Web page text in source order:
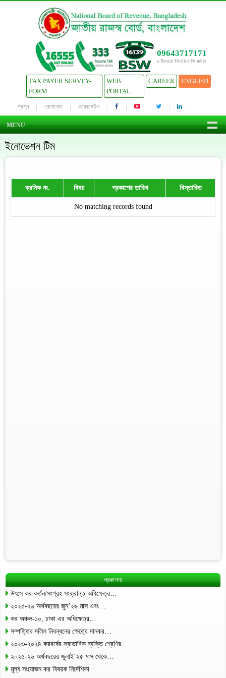
09643717171
e-Return Hotline Number
TAX PAYER SURVEY-
FORM
WEB
PORTAL
CAREER ENGLISH
প্রশ্ন যোগাযোগ ওয়েবমেইল
MENU
ইনোভেশন টিম
ক্রমিক নং. বিষয় প্রকাশের তারিখ বিস্তারিত
No matching records found
প্রকাশনা
উৎসে কর কর্তন/সংগ্রহ সংক্রান্ত অধিক্ষেত্র…
২০২৫-২৬ অর্থবছরের জুন’২৬ মাস এবং…
কর অঞ্চল-১০, ঢাকা এর অধিক্ষেত্র…
সম্পত্তির দলিল নিবন্ধনের ক্ষেত্রে দানকর…
২০২৩-২০২৪ করবর্ষের স্বাভাবিক ব্যক্তি শ্রেণির…
২০২৫-২৬ অর্থবছরের জুলাই’২৫ মাস থেকে…
মূল্য সংযোজন কর বিষয়ক নির্দেশিকা